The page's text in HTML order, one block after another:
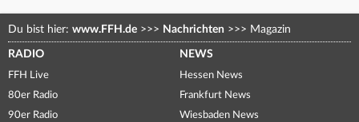
Du bist hier: www.FFH.de >>> Nachrichten >>> Magazin
RADIO
FFH Live
80er Radio
90er Radio
NEWS
Hessen News
Frankfurt News
Wiesbaden News